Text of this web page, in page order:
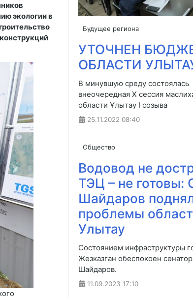
экологии в
Будущее региона
УТОЧНЕН
ОБЛАСТИ
В минувшую среду состоялась
внеочередная X сессия
области Ұлытау I созыва
25.11.2022 08:40
Общество
Водовод не
ТЭЦ – не готовы:
Шайдаров
проблемы
Улытау
Состоянием инфраструктуры
Жезказган обеспокоен
Шайдаров.
11.09.2023 17:10